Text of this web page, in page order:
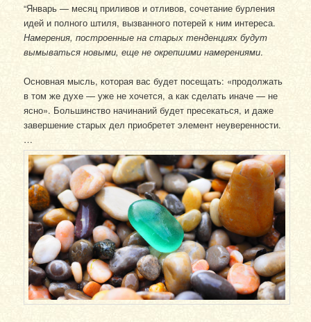
“Январь — месяц приливов и отливов, сочетание бурления
идей и полного штиля, вызванного потерей к ним интереса.
Намерения, построенные на старых тенденциях будут
вымываться новыми, еще не окрепшими намерениями.
Основная мысль, которая вас будет посещать: «продолжать
в том же духе — уже не хочется, а как сделать иначе — не
ясно». Большинство начинаний будет пресекаться, и даже
завершение старых дел приобретет элемент неуверенности.
…